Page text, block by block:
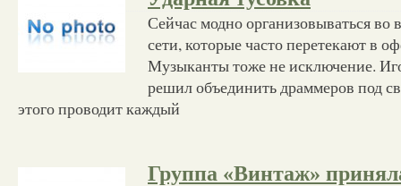
Сейчас модно организовываться во
сети, которые часто перетекают в
Музыканты тоже не исключение.
решил объединить драммеров под
этого проводит каждый
Группа «Винтаж»